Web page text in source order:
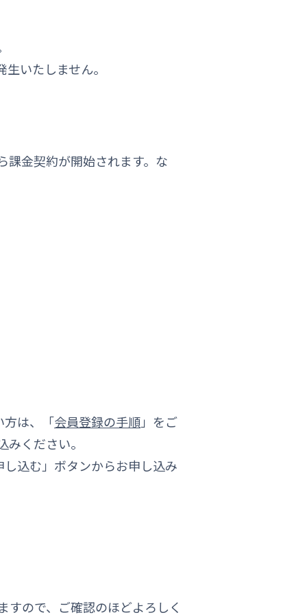
いたしません。
課金契約が開始されます。な
方は、「会員登録の手順」をご
ください。
込む」ボタンからお申し込み
ので、ご確認のほどよろしく